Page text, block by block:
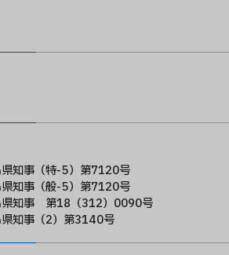
（特-5）第7120号
（般-5）第7120号
知事 第18（312）0090号
知事（2）第3140号